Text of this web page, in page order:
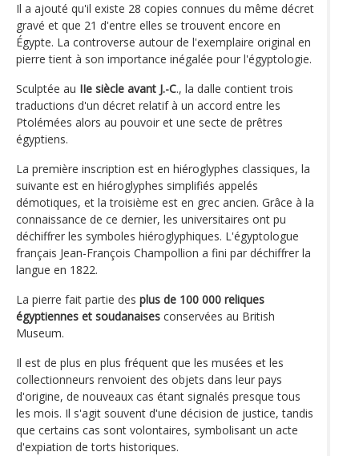
Il a ajouté qu'il existe 28 copies connues du même décret
gravé et que 21 d'entre elles se trouvent encore en
Égypte. La controverse autour de l'exemplaire original en
pierre tient à son importance inégalée pour l'égyptologie.
Sculptée au IIe siècle avant J.-C., la dalle contient trois
traductions d'un décret relatif à un accord entre les
Ptolémées alors au pouvoir et une secte de prêtres
égyptiens.
La première inscription est en hiéroglyphes classiques, la
suivante est en hiéroglyphes simplifiés appelés
démotiques, et la troisième est en grec ancien. Grâce à la
connaissance de ce dernier, les universitaires ont pu
déchiffrer les symboles hiéroglyphiques. L'égyptologue
français Jean-François Champollion a fini par déchiffrer la
langue en 1822.
La pierre fait partie des plus de 100 000 reliques
égyptiennes et soudanaises conservées au British
Museum.
Il est de plus en plus fréquent que les musées et les
collectionneurs renvoient des objets dans leur pays
d'origine, de nouveaux cas étant signalés presque tous
les mois. Il s'agit souvent d'une décision de justice, tandis
que certains cas sont volontaires, symbolisant un acte
d'expiation de torts historiques.